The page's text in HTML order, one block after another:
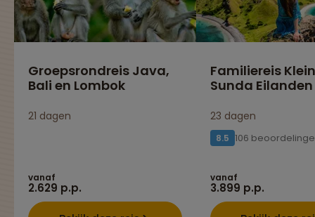
Groepsrondreis Java,
Bali en Lombok
21 dagen
vanaf
2.629 p.p.
Familiereis
Sunda Eilanden
23 dagen
8.5 106
vanaf
3.899 p.p.